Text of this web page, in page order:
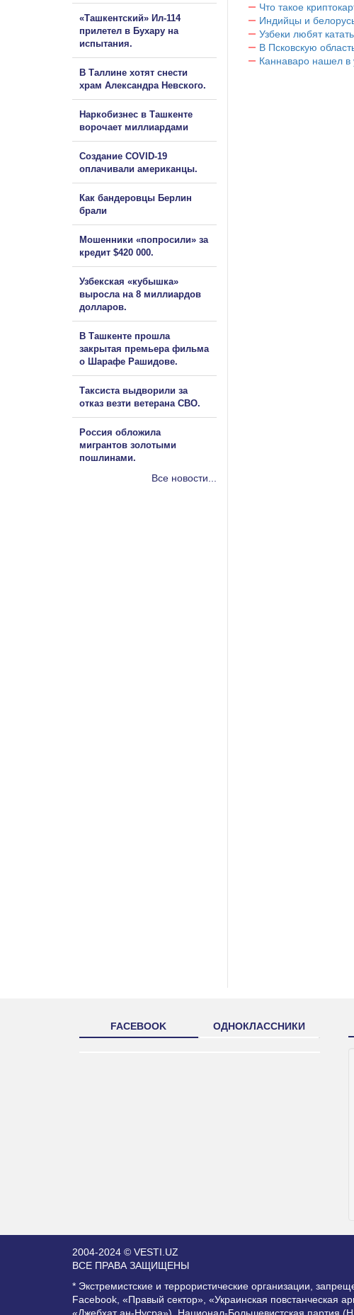
Что такое
Индийцы и
Узбеки любят
В Псковскую
Каннаваро нашел в
«Ташкентский» Ил-114
прилетел в Бухару на
испытания.
В Таллине хотят снести
храм Александра Невского.
Наркобизнес в Ташкенте
ворочает миллиардами
Создание COVID-19
оплачивали американцы.
Как бандеровцы Берлин
брали
Мошенники «попросили» за
кредит $420 000.
Узбекская «кубышка»
выросла на 8 миллиардов
долларов.
В Ташкенте прошла
закрытая премьера фильма
о Шарафе Рашидове.
Таксиста выдворили за
отказ везти ветерана СВО.
Россия обложила
мигрантов золотыми
пошлинами.
Все новости...
FACEBOOK ОДНОКЛАССНИКИ
2004-2024 © VESTI.UZ
ВСЕ ПРАВА ЗАЩИЩЕНЫ
* Экстремистские и террористические организации,
Facebook, «Правый сектор», «Украинская
«Джебхат ан-Нусра»), Национал-Большевистская партия